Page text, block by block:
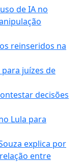
de IA no
reinseridos na
juízes de
decisões
Lula para
explica por
entre